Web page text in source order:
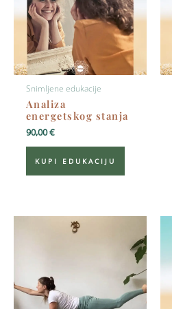
Snimljene edukacije
Analiza
energetskog stanja
90,00€
KUPI EDUKACIJU